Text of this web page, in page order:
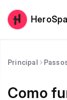
Principal
Como